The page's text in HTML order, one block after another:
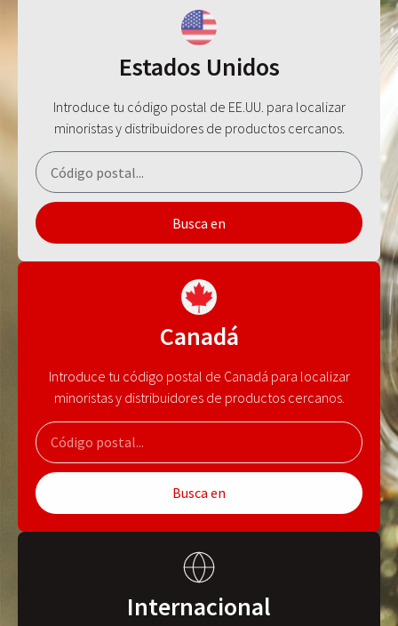
Estados Unidos
Introduce tu código postal de EE.UU. para localizar
minoristas y distribuidores de productos cercanos.
Busca en
Canadá
Introduce tu código postal de Canadá para localizar
minoristas y distribuidores de productos cercanos.
Busca en
Internacional